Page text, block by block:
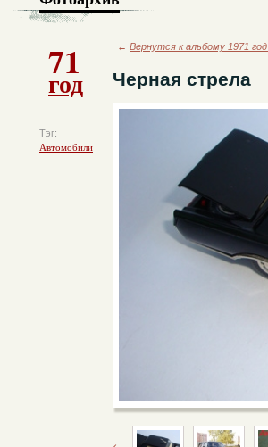
71
год
Тэг:
Автомобили
← Вернутся к альбому 1971 год
Черная стрела